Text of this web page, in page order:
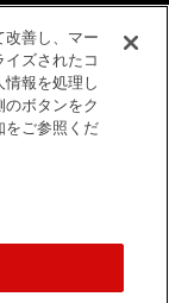
保
改善し、マー
ズされたコ
情報を処理し
ボタンをク
をご参照くだ